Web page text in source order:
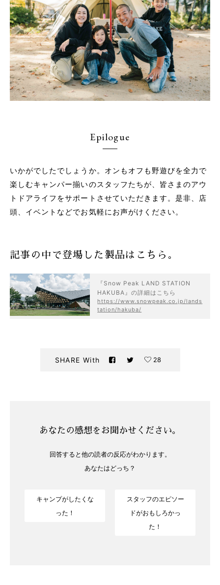
Epilogue
いかがでしたでしょうか。オンもオフも野遊びを全力で
楽しむキャンパー揃いのスタッフたちが、皆さまのアウ
トドアライフをサポートさせていただきます。是非、店
頭、イベントなどでお気軽にお声がけください。
記事の中で登場した製品はこちら。
『Snow Peak LAND STATION
HAKUBA』の詳細はこちら
https://www.snowpeak.co.jp/lands
tation/hakuba/
SHARE With 28
あなたの感想をお聞かせください。
回答すると他の読者の反応がわかります。
あなたはどっち？
キャンプがしたくな
った！
スタッフのエピソー
ドがおもしろかっ
た！